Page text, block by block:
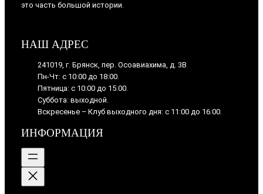
это часть большой истории.
НАШ АДРЕС
241019, г. Брянск, пер. Осоавиахима, д. 3В
Пн-Чт: с 10:00 до 18:00.
Пятница: с 10:00 до 15:00.
Суббота: выходной.
Вскресенье – Клуб выходного дня: с 11:00 до 16:00.
ИНФОРМАЦИЯ